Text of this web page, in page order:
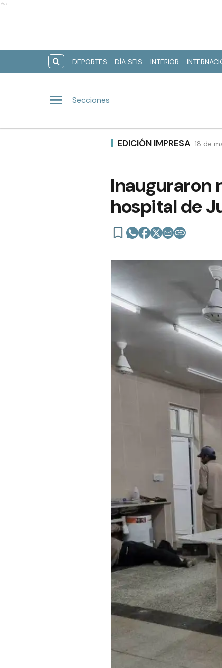
Ads
DEPORTES DÍA SEIS INTERIOR
Secciones
EDICIÓN IMPRESA 18 de
Inauguraron
hospital de